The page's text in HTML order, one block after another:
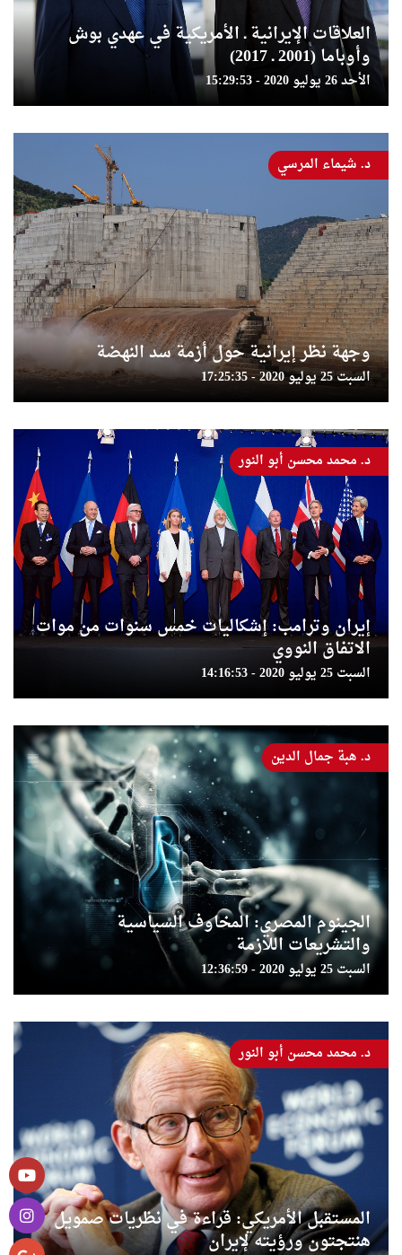
العلاقات الإيرانية ـ الأمريكية في عهدي بوش
وأوباما (2001 ـ 2017)
الأحد 26 يوليو 2020 - 15:29:53
وجهة نظر إيرانية حول أزمة سد النهضة
السبت 25 يوليو 2020 - 17:25:35
د. شيماء المرسي
إيران وترامب: إشكاليات خمس سنوات من موات
الاتفاق النووي
السبت 25 يوليو 2020 - 14:16:53
د. محمد محسن أبو النور
الجينوم المصري: المخاوف السياسية
والتشريعات اللازمة
السبت 25 يوليو 2020 - 12:36:59
د. هبة جمال الدين
المستقبل الأمريكي: قراءة في نظريات صمويل
هنتجتون ورؤيته لإيران
د. محمد محسن أبو النور